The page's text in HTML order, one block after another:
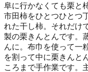
阜に行かなくても栗と
市田柿をひとつひとつ
れた干し柿。それだけ
製の栗きんとんです。
んに。布巾を使って一
を割って中に栗きんと
ころまで手作業です。